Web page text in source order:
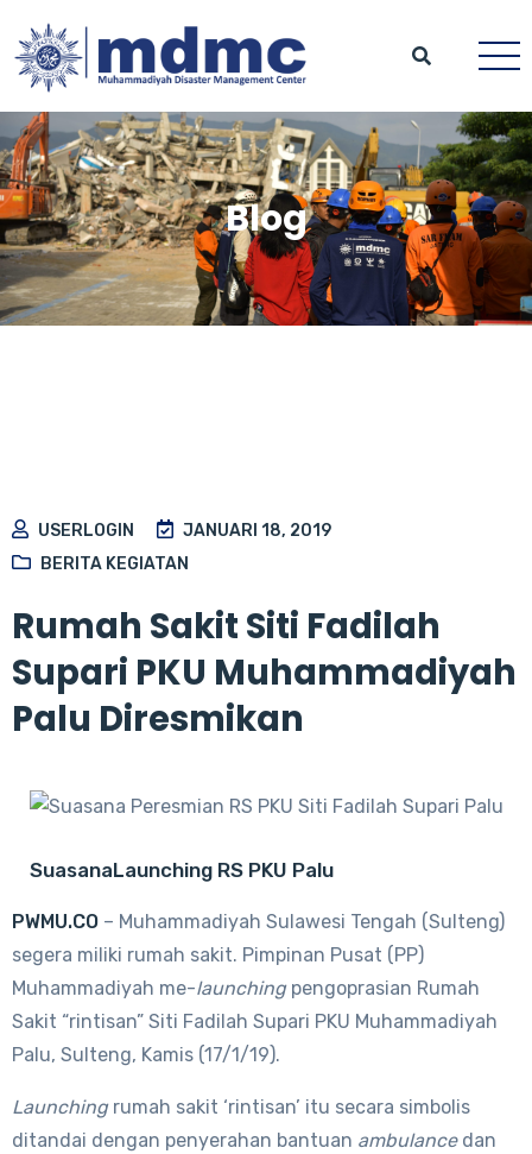
Blog
USERLOGIN
JANUARI 18, 2019
BERITA KEGIATAN
Rumah Sakit Siti Fadilah
Supari PKU Muhammadiyah
Palu Diresmikan
SuasanaLaunching RS PKU Palu
PWMU.CO – Muhammadiyah Sulawesi Tengah (Sulteng)
segera miliki rumah sakit. Pimpinan Pusat (PP)
Muhammadiyah me-launchingpengoprasian Rumah
Sakit “rintisan” Siti Fadilah Supari PKU Muhammadiyah
Palu, Sulteng, Kamis (17/1/19).
Launchingrumah sakit ‘rintisan’ itu secara simbolis
ditandai dengan penyerahan bantuan ambulancedan